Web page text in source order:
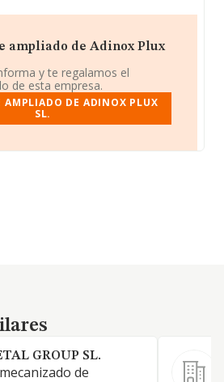
ampliado de Adinox Plux
y te regalamos el
de esta empresa.
AMPLIADO DE ADINOX PLUX
SL.
GROUP SL.
de